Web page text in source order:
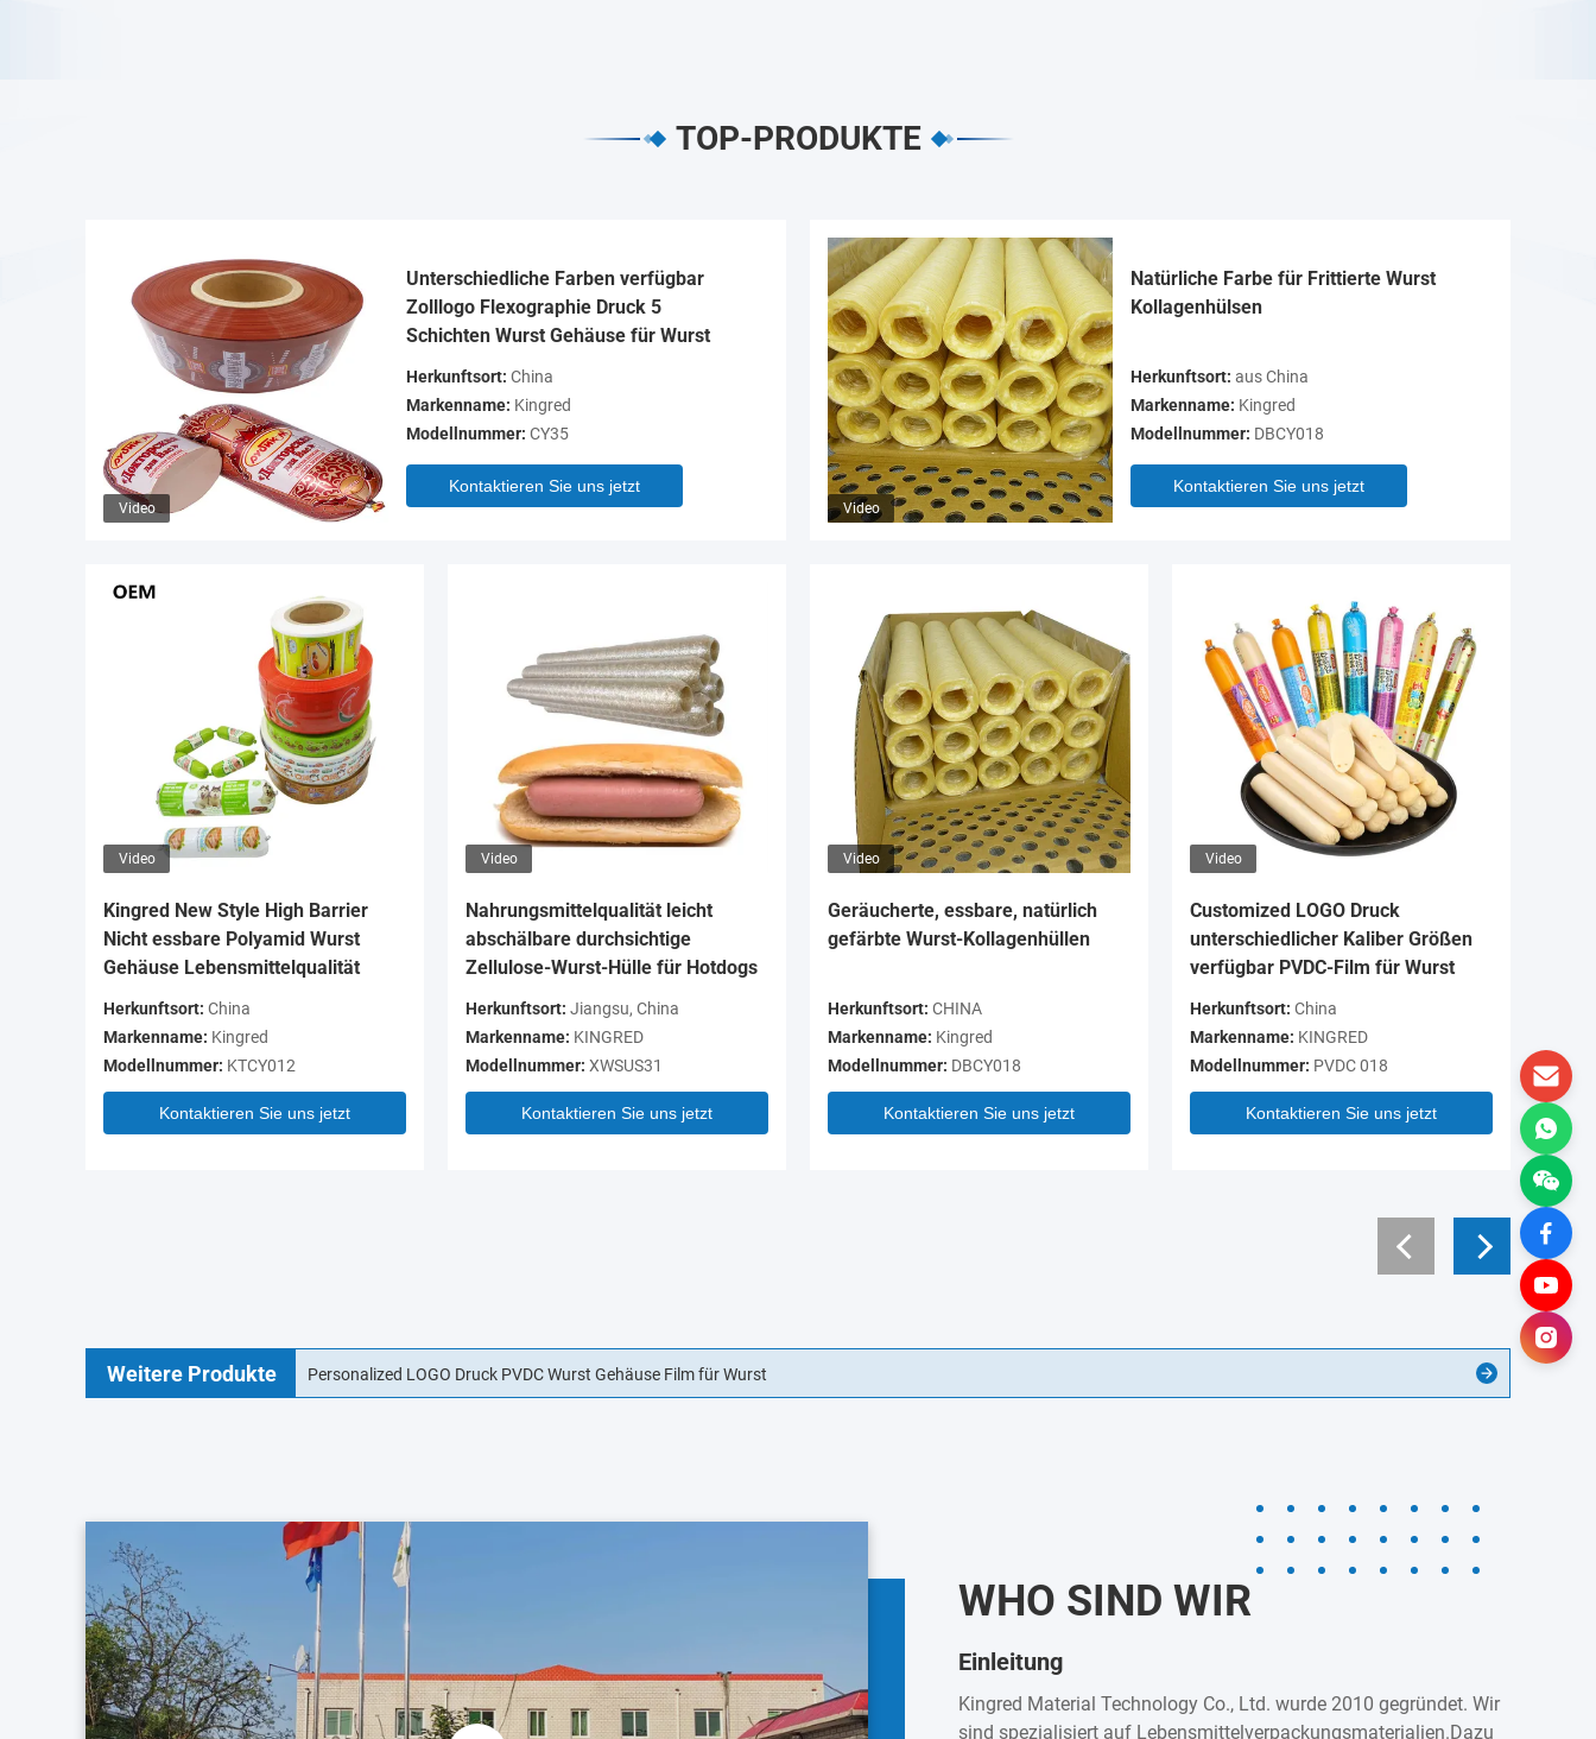
TOP-PRODUKTE
Video
Unterschiedliche Farben verfügbar
Zolllogo Flexographie Druck 5
Schichten Wurst Gehäuse für Wurst
Herkunftsort: China
Markenname: Kingred
Modellnummer: CY35
Kontaktieren Sie uns jetzt
Video
Natürliche Farbe für Frittierte Wurst
Kollagenhülsen
Herkunftsort: aus China
Markenname: Kingred
Modellnummer: DBCY018
Kontaktieren Sie uns jetzt
Video
Kingred New Style High Barrier
Nicht essbare Polyamid Wurst
Gehäuse Lebensmittelqualität
Herkunftsort: China
Markenname: Kingred
Modellnummer: KTCY012
Kontaktieren Sie uns jetzt
Video
Nahrungsmittelqualität leicht
abschälbare durchsichtige
Zellulose-Wurst-Hülle für Hotdogs
Herkunftsort: Jiangsu, China
Markenname: KINGRED
Modellnummer: XWSUS31
Kontaktieren Sie uns jetzt
Video
Geräucherte, essbare, natürlich
gefärbte Wurst-Kollagenhüllen
Herkunftsort: CHINA
Markenname: Kingred
Modellnummer: DBCY018
Kontaktieren Sie uns jetzt
Video
Customized LOGO Druck
unterschiedlicher Kaliber Größen
verfügbar PVDC-Film für Wurst
Herkunftsort: China
Markenname: KINGRED
Modellnummer: PVDC 018
Kontaktieren Sie uns jetzt
Weitere Produkte 15 mm Kollagenwursthülle durchlässig Würstchenhülle essbar
WHO SIND WIR
Einleitung
Kingred Material Technology Co., Ltd. wurde 2010 gegründet. Wir
sind spezialisiert auf Lebensmittelverpackungsmaterialien.Dazu